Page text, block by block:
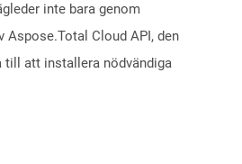
inte bara genom
Aspose.Total Cloud API, den
till att installera nödvändiga